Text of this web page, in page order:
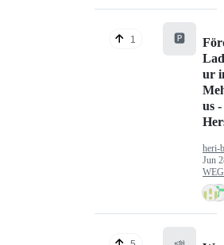
1 🅿️
ur
us -
heri-
Jun